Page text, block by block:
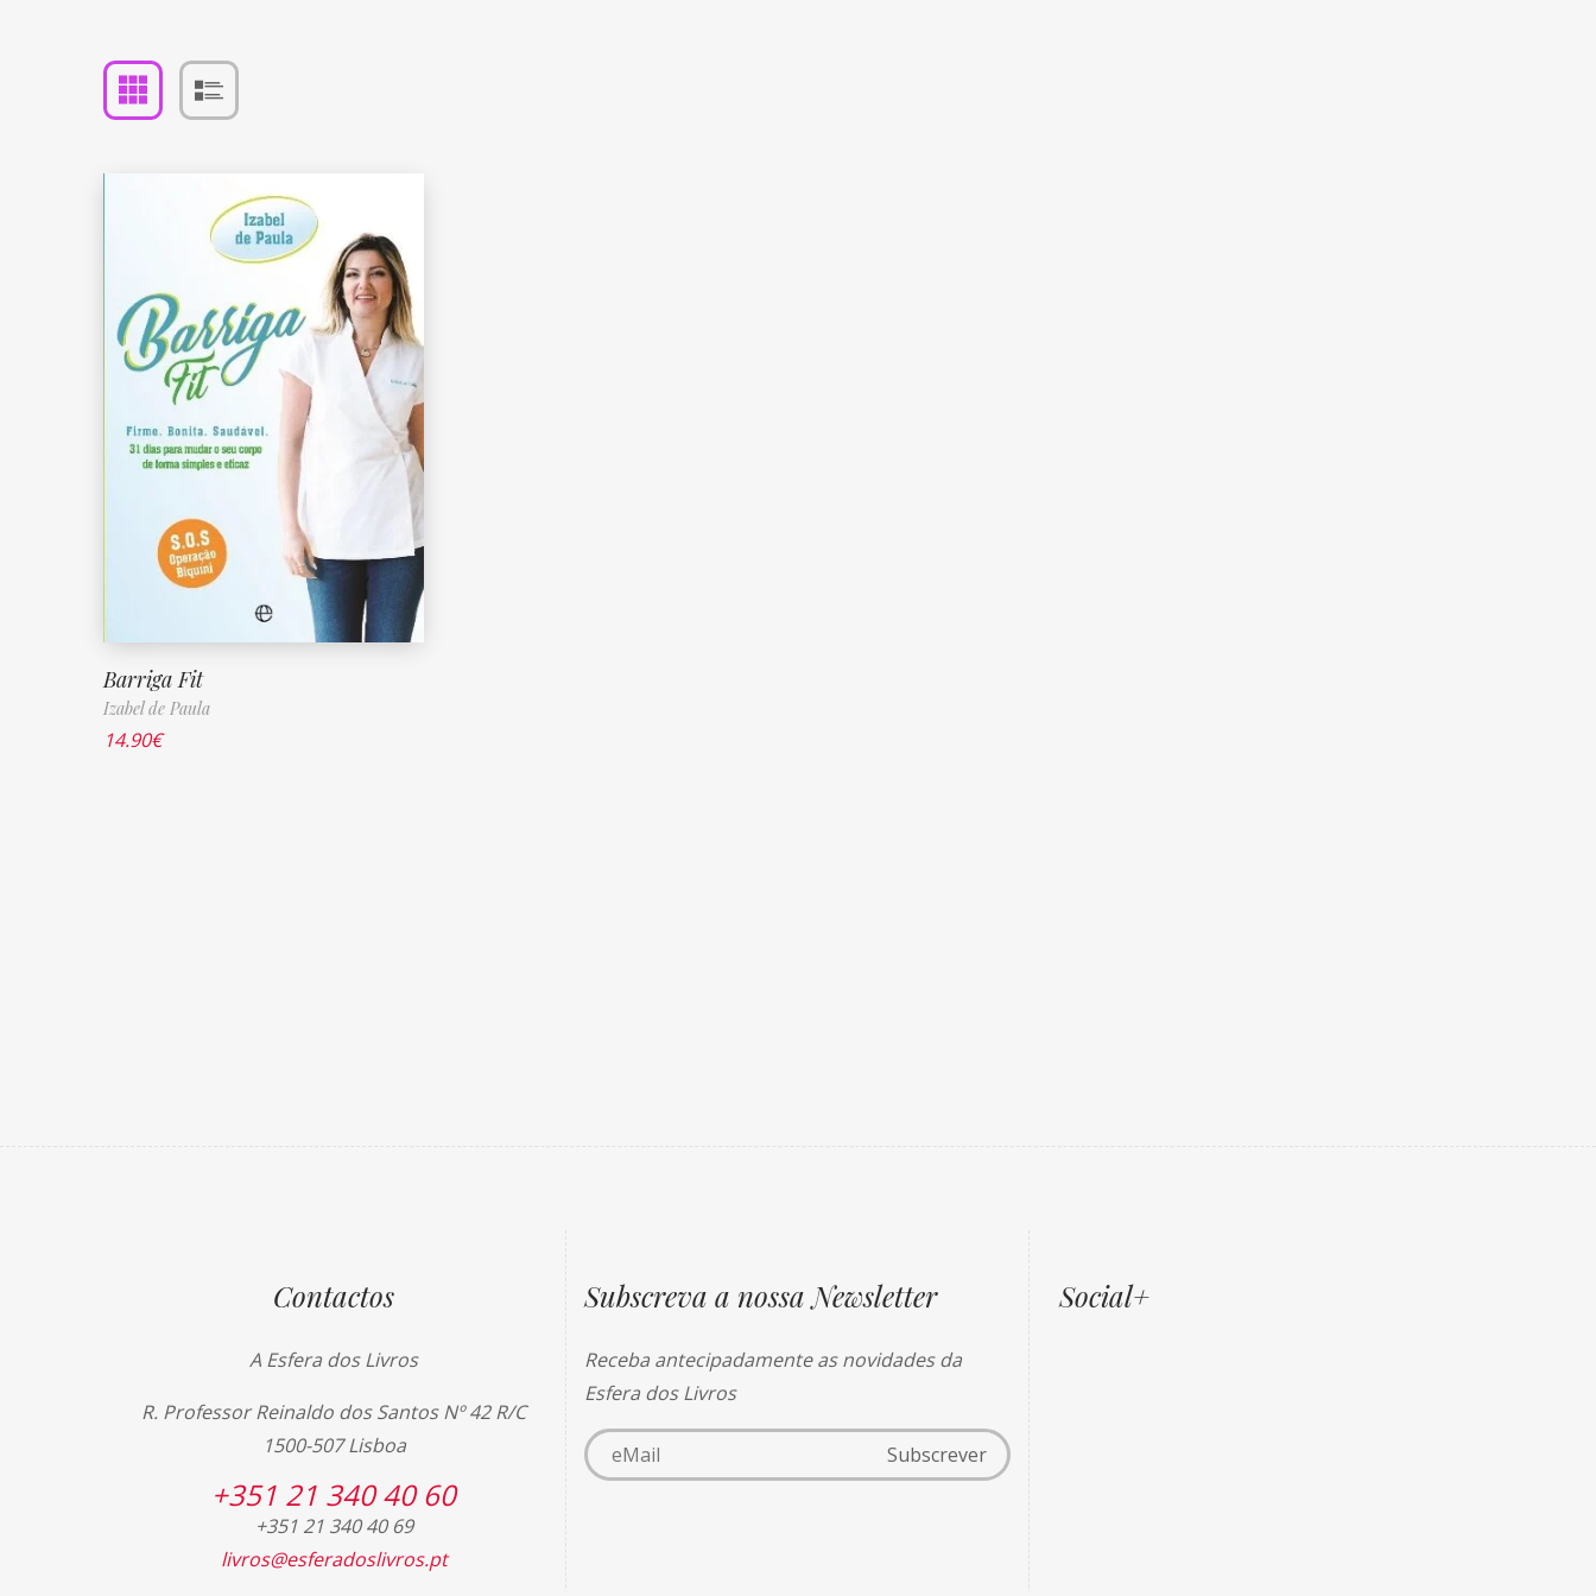
Barriga Fit
Izabel de Paula
14.90€
Contactos
A Esfera dos Livros
R. Professor Reinaldo dos Santos Nº 42 R/C
1500-507 Lisboa
+351 21 340 40 60
+351 21 340 40 69
livros@esferadoslivros.pt
Subscreva a nossa Newsletter
Receba antecipadamente as novidades da
Esfera dos Livros
Social+